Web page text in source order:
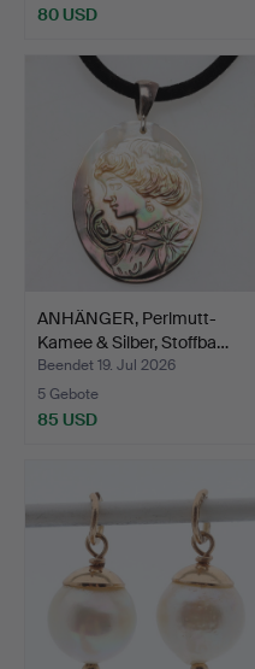
80 USD
ANHÄNGER, Perlmutt-
Kamee & Silber, Stoffba…
Beendet 19. Jul 2026
5 Gebote
85 USD